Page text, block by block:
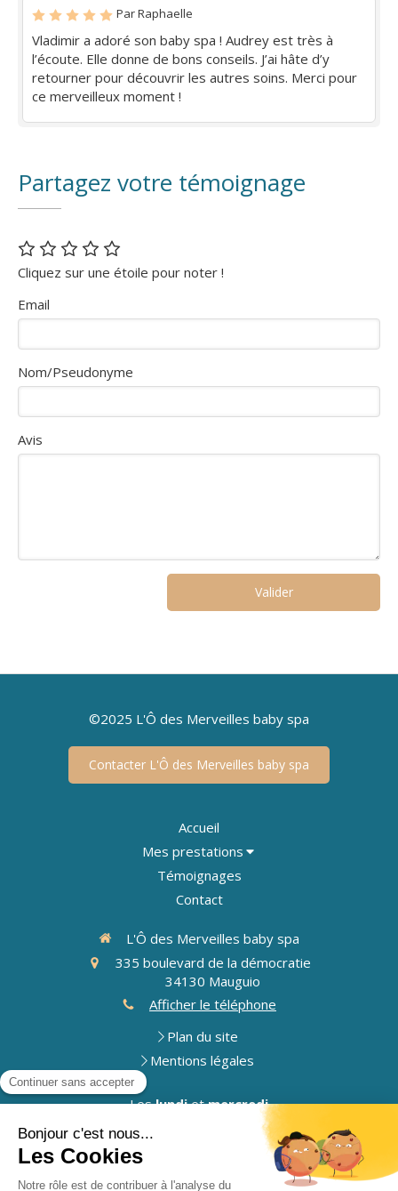
Par Raphaelle
Vladimir a adoré son baby spa ! Audrey est très à
l’écoute. Elle donne de bons conseils. J’ai hâte d’y
retourner pour découvrir les autres soins. Merci pour
ce merveilleux moment !
Partagez votre témoignage
Cliquez sur une étoile pour noter !
Email
Nom/Pseudonyme
Avis
Valider
©2025 L'Ô des Merveilles baby spa
Contacter L'Ô des Merveilles baby spa
Accueil
Mes prestations
Témoignages
Contact
L'Ô des Merveilles baby spa
335 boulevard de la démocratie
34130 Mauguio
Afficher le téléphone
Plan du site
Mentions légales
Leslundietmercredi
14h-18h